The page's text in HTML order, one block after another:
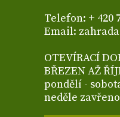
Telefon: + 420
Email:
OTEVÍRACÍ
BŘEZEN AŽ
pondělí -
neděle zavřeno